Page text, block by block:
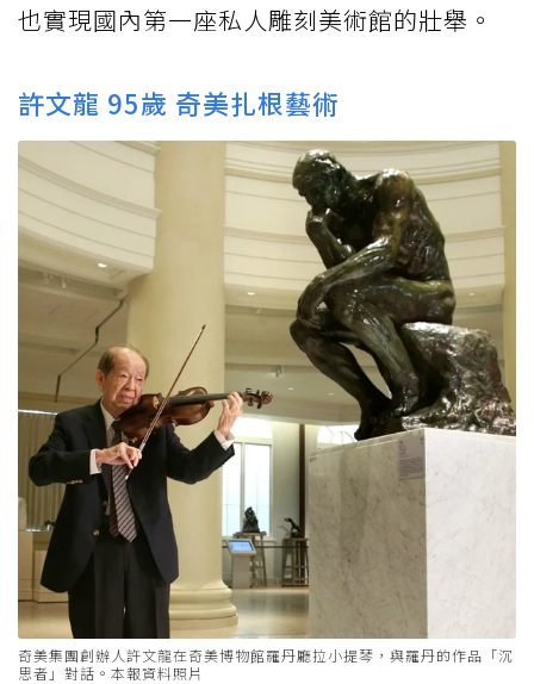
也實現國內第一座私人雕刻美術館的壯舉。
許文龍 95歲 奇美扎根藝術
奇美集團創辦人許文龍在奇美博物館羅丹廳拉小提琴，與羅丹的作品「沉
思者」對話。本報資料照片